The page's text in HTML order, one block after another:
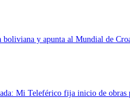
boliviana y apunta al Mundial de
Mi Teleférico fija inicio de obras